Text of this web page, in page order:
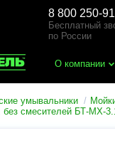
8 800 250-
Бесплатный
по России
О компании
умывальники
без смесителей БТ-МХ-